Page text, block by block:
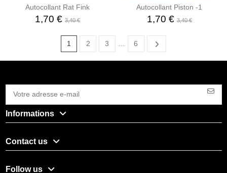
Autocollant Rat Fink
1,70 €3,40 €
Autocollant Piston -1
1,70 €3,40 €
1 2 3 6
Informations
Contact us
Follow us